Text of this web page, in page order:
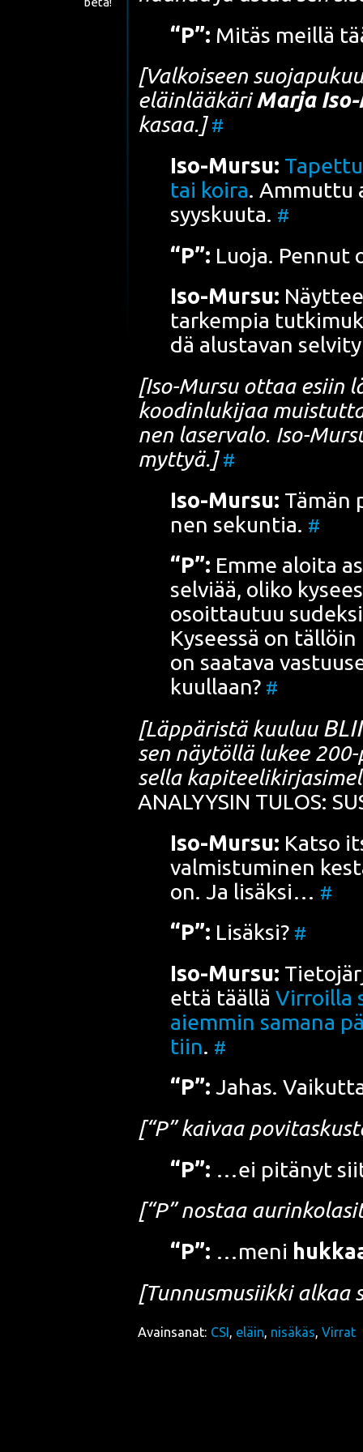
“P”: Mitäs meil­lä
[Val­koi­seen
eläin­lää­kä­riMar­ja
ka­saa.] #
Iso-Mur­su:
tai koi­ra. Ammut­tu
syys­kuu­ta. #
“P”: Luo­ja. Pen­nut
Iso-Mur­su:
tar­kem­pia
dä alus­ta­van
[Iso-Mur­su ottaa esiin
koo­din­lu­ki­jaa
nen laser­va­lo. Iso-
myt­tyä.] #
Iso-Mur­su: Tämän
nen sekun­tia. #
“P”: Emme aloi­ta
sel­vi­ää, oli­ko
osoit­tau­tuu
Kysees­sä on
on saa­ta­va
kuul­laan? #
[Läp­pä­ris­tä kuu­luu
sen näy­töl­lä lukee
sel­la
ANALYYSIN TULOS:
Iso-Mur­su: Kat­so
val­mis­tu­mi­nen
on. Ja lisäk­si… #
“P”: Lisäk­si? #
Iso-Mur­su:
että tääl­lä Vir­roil­la
aiem­min sama­na
tiin. #
“P”: Jahas.
[“P” kai­vaa
“P”: …ei pitä­nyt
[“P” nos­taa
“P”: …meni
[Tun­nus­musiik­ki alkaa
Avainsanat: CSI , eläin, nisäkäs, Virrat